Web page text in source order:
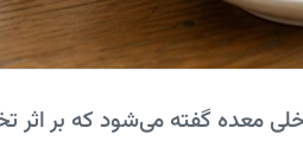
معده گفته می‌شود که بر اثر